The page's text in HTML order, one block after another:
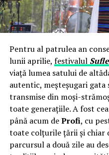
ARTICOLE PE ACEIASI TEMA:
URMATORUL
Zilele Orașului
atestare documentară
NU RATATI
Staţiunile balneare din
suflet
Programul este gratuit
metodologie adaptată
mentorat individual și, la
demonstrație practică
partea echipei tehnice
la dispoziție rețeaua de
pentru integrarea
„Noi nu facem caritate.
Baciu, Director General
în România și peste 50%
compasiune, ci cu
Pentru al patrulea an
lunii aprilie, festivalul
viață lumea satului de
autentic, meșteșugari
transmise din moși-
toate generațiile. A fost
până acum deProfi, cu
toate colțurile țării și chiar
parcursul a două zile au